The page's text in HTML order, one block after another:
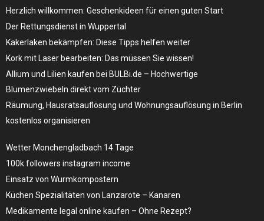
Herzlich willkommen: Geschenkideen für einen guten Start
Der Rettungsdienst in Wuppertal
Kakerlaken bekämpfen: Diese Tipps helfen weiter
Kork mit Laser bearbeiten: Das müssen Sie wissen!
Allium und Lilien kaufen bei BULBi.de – Hochwertige
Blumenzwiebeln direkt vom Züchter
Räumung, Hausratsauflösung und Wohnungsauflösung in Berlin
kostenlos organisieren
Wetter Monchengladbach 14 Tage
100k followers instagram income
Einsatz von Wurmkompostern
Küchen Spezialitäten von Lanzarote – Kanaren
Medikamente legal online kaufen – Ohne Rezept?